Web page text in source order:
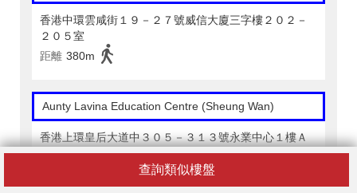
查詢類似樓盤
香港中環雲咸街１９－２７號威信大廈三字樓２０２－
２０５室
距離 380m
Aunty Lavina Education Centre (Sheung Wan)
香港上環皇后大道中３０５－３１３號永業中心１樓Ａ
室